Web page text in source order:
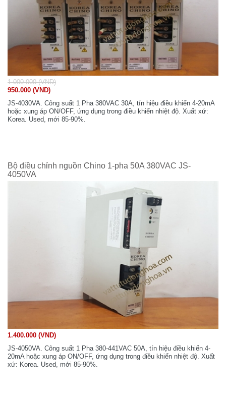
1.000.000 (VND)
950.000 (VND)
JS-4030VA. Công suất 1 Pha 380VAC 30A, tín hiệu điều khiển 4-20mA
hoặc xung áp ON/OFF, ứng dụng trong điều khiển nhiệt độ. Xuất xứ:
Korea. Used, mới 85-90%.
Bộ điều chỉnh nguồn Chino 1-pha 50A 380VAC JS-
4050VA
1.400.000 (VND)
JS-4050VA. Công suất 1 Pha 380-441VAC 50A, tín hiệu điều khiển 4-
20mA hoặc xung áp ON/OFF, ứng dụng trong điều khiển nhiệt độ. Xuất
xứ: Korea. Used, mới 85-90%.